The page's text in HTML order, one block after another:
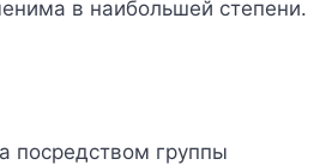
в наибольшей степени.
посредством группы